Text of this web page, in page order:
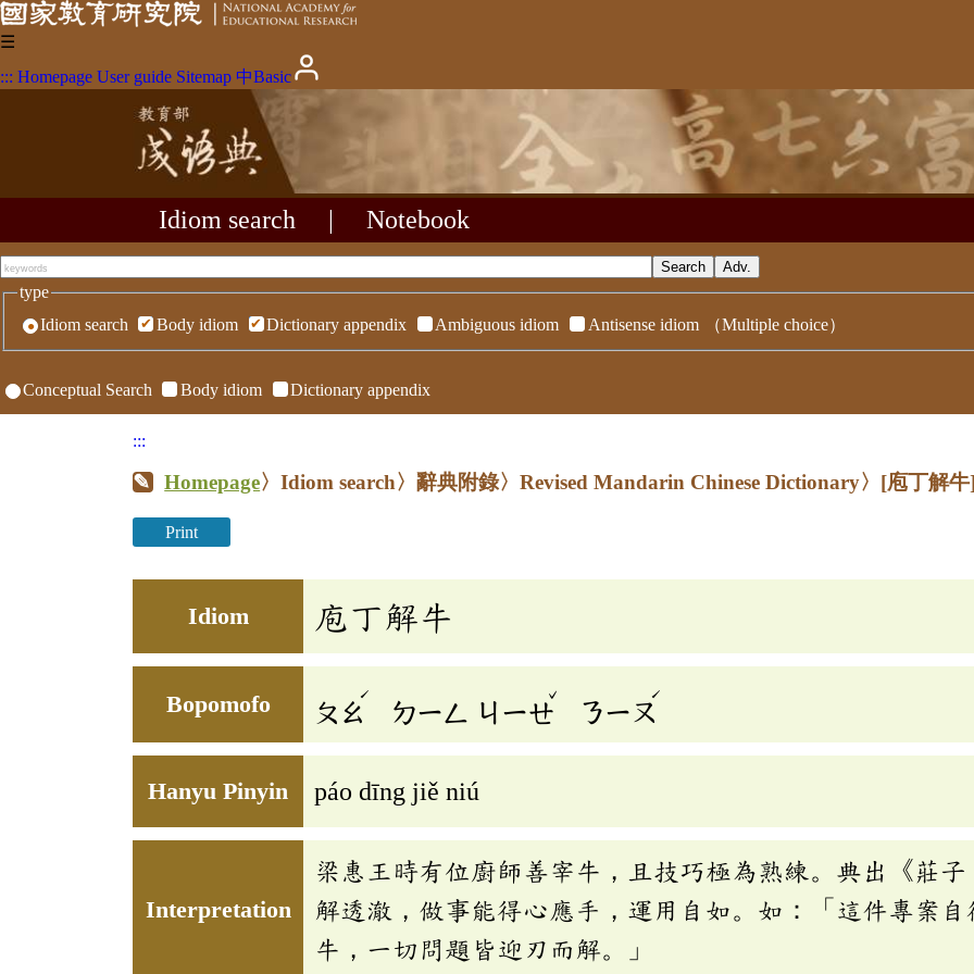
☰
::: Homepage User guide Sitemap 中Basic
Idiom search Notebook
type
Idiom search
Body idiom Dictionary appendix Ambiguous idiom Antisense idiom （Multiple choice）
Conceptual Search Body idiom Dictionary appendix
:::
Homepage〉Idiom search〉辭典附錄〉Revised Mandarin Chinese Dictionary〉 [庖丁解
Print
Idiom 庖丁解牛
Bopomofo ㄆㄠ
ˊ
ㄉㄧㄥ ㄐㄧㄝ
ˇ
ㄋㄧㄡ
ˊ
Hanyu Pinyin páo dīng jiě niú
Interpretation
梁惠王時有位廚師善宰牛，且技巧極為熟練。典出《莊
解透澈，做事能得心應手，運用自如。如：「這件專案
牛，一切問題皆迎刃而解。」